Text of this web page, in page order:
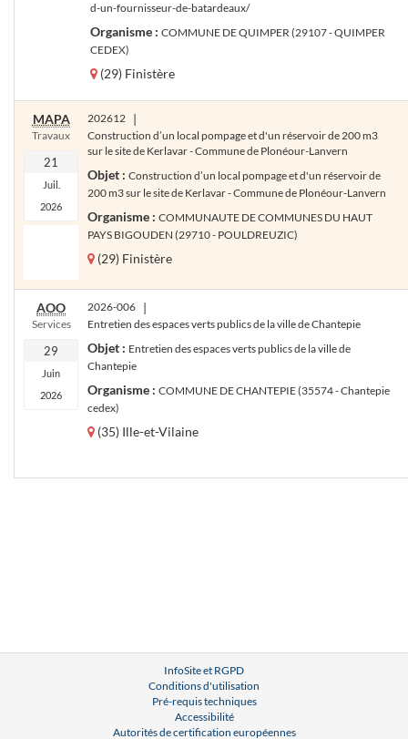
d-un-fournisseur-de-batardeaux/
Organisme : COMMUNE DE QUIMPER (29107 - QUIMPER
CEDEX)
(29) Finistère
MAPA
Travaux
21
Juil.
2026
202612 |
Construction d’un local pompage et d'un réservoir de 200 m3
sur le site de Kerlavar - Commune de Plonéour-Lanvern
Objet : Construction d’un local pompage et d'un réservoir de
200 m3 sur le site de Kerlavar - Commune de Plonéour-Lanvern
Organisme : COMMUNAUTE DE COMMUNES DU HAUT
PAYS BIGOUDEN (29710 - POULDREUZIC)
(29) Finistère
AOO
Services
29
Juin
2026
2026-006 |
Entretien des espaces verts publics de la ville de Chantepie
Objet : Entretien des espaces verts publics de la ville de
Chantepie
Organisme : COMMUNE DE CHANTEPIE (35574 - Chantepie
cedex)
(35) Ille-et-Vilaine
InfoSite et RGPD
Conditions d'utilisation
Pré-requis techniques
Accessibilité
Autorités de certification européennes